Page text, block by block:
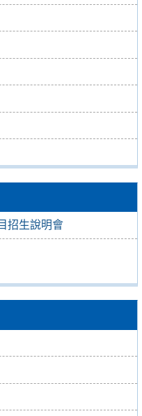
招生說明會